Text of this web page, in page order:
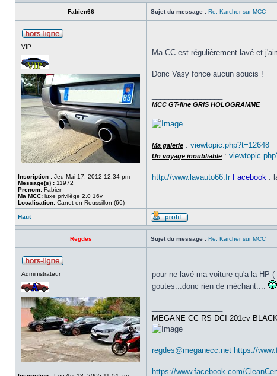
Fabien66 Sujet du message : Re: Karcher sur MCC
VIP
Inscription : Jeu Mai 17, 2012 12:34 pm
Message(s) : 11972
Prenom: Fabien
Ma MCC: luxe privilège 2.0 16v
Localisation: Canet en Roussillon (66)
Ma CC est régulièrement lavé et
Donc Vasy fonce aucun soucis !
MCC GT-line GRIS HOLOGRAMME
Ma galerie : viewtopic.php?t=12648
Un voyage inoubliable :
http://www.lavauto66.fr Facebook :
Haut
Regdes Sujet du message : Re: Karcher sur MCC
Administrateur pour ne lavé ma voiture qu'a la HP
goutes...donc rien de méchant....
MEGANE CC RS DCI 201cv
regdes@meganecc.net https://
https://www.facebook.com/